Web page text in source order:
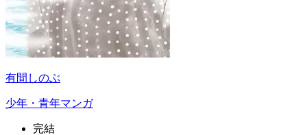
有間しのぶ
少年・青年マンガ
完結